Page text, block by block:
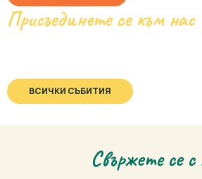
Присъединете се към нас
ВСИЧКИ СЪБИТИЯ
Свържете се с